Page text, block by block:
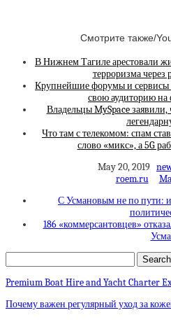
Смотрите также/
В Нижнем Тагиле арестовали
терроризма через
Крупнейшие форумы и сервисы
свою аудиторию
Владельцы MySpace
Что там с телекомом: спам
слово «микс», а 5G
May 20, 2019
roem.ru
С Усмановым не по пути:
186 «коммерсантовцев»
Premium Boat Hire and Yacht Charter
Почему важен регулярный уход за